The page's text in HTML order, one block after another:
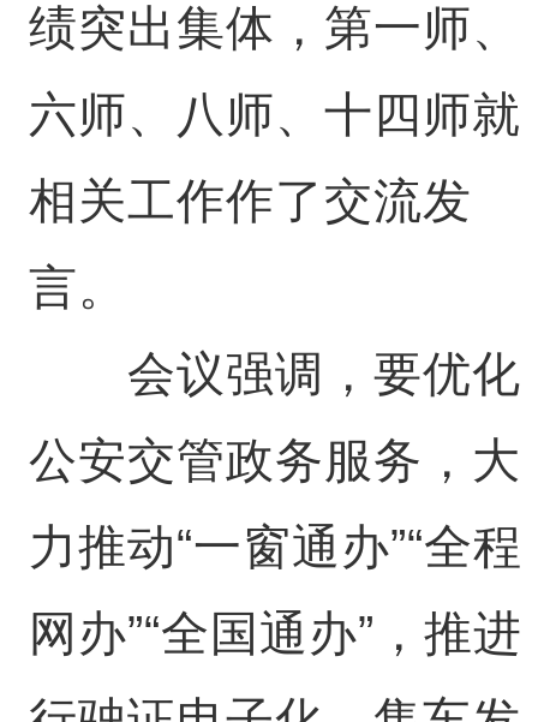
绩突出集体，第一师、
六师、八师、十四师就
相关工作作了交流发
言。
会议强调，要优化
公安交管政务服务，大
力推动“一窗通办”“全程
网办”“全国通办”，推进